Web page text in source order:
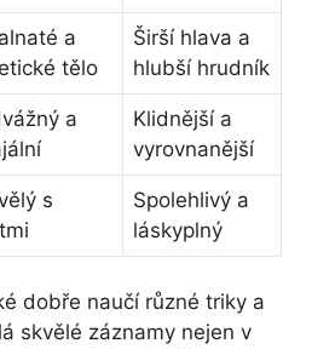
a
tělo
Širší hlava a
hlubší hrudník
a
Klidnější a
vyrovnanější
s
Spolehlivý a
láskyplný
dobře naučí různé triky a
skvělé záznamy nejen v